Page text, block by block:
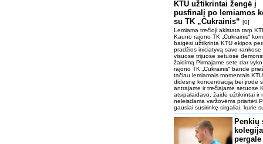
KTU užtikrintai žengė į
pusfinalį po lemiamos
su TK „Cukrainis“ [0]
Lemiama trečioji akistata tarp
Kauno rajono TK „Cukrainis“
baigėsi užtikrinta KTU ekipos
pradžios iniciatyvą savo
visuose trijuose setuose
žaidimą.Pirmajame sete dar
rajono TK „Cukrainis“ bandė
tačiau lemiamais momentais
didesnę koncentraciją bei įrodė
antrajame ir trečiajame setuose
atsipalaidavo, žaidė užtikrintai ir
neleisdama varžovėms
gausiai susirinkę sirgaliai, kurie
Penkių